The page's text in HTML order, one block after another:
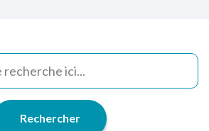
Rechercher